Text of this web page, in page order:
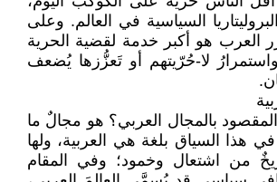
السياسية في العالم. وعلى
العرب هو أكبر خدمة لقضية الحرية
لا-حُرّيتهم أو تَعزُّزها يُضعف
بالمجال العربي؟ هو مجالٌ ما
هذا السياق بلغة هي العربية، ولها
من اشتعال وخمود؛ وفي المقام